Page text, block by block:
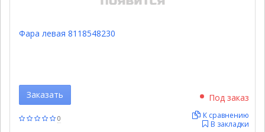
Фара левая 8118548230
0
Под заказ
В закладки
К сравнению
Заказать